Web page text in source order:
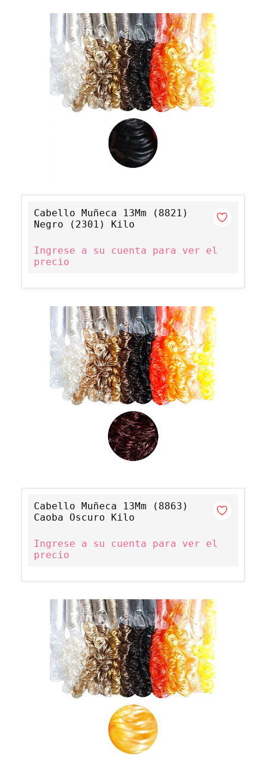
Cabello Muñeca 13Mm (8821)
Negro (2301) Kilo
Ingrese a su cuenta para ver el
precio
Cabello Muñeca 13Mm (8863)
Caoba Oscuro Kilo
Ingrese a su cuenta para ver el
precio